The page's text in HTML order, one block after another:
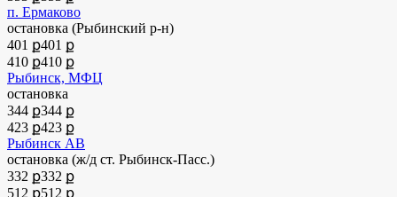
п. Ермаково
остановка (Рыбинский р-н)
401 ք401 ք
410 ք410 ք
Рыбинск, МФЦ
остановка
344 ք344 ք
423 ք423 ք
Рыбинск АВ
остановка (ж/д ст. Рыбинск-Пасс.)
332 ք332 ք
512 ք512 ք